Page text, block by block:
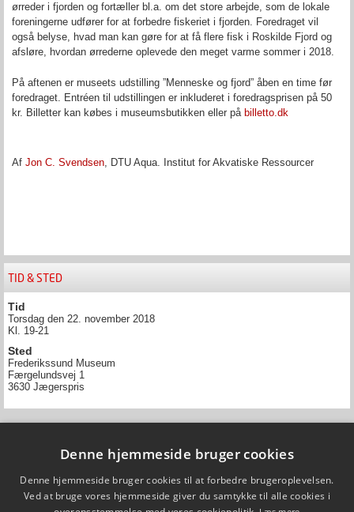
ørreder i fjorden og fortæller bl.a. om det store arbejde, som de lokale
foreningerne udfører for at forbedre fiskeriet i fjorden. Foredraget vil
også belyse, hvad man kan gøre for at få flere fisk i Roskilde Fjord og
afsløre, hvordan ørrederne oplevede den meget varme sommer i 2018.
På aftenen er museets udstilling ”Menneske og fjord” åben en time før
foredraget. Entréen til udstillingen er inkluderet i foredragsprisen på 50
kr. Billetter kan købes i museumsbutikken eller på billetto.dk
Af Jon C. Svendsen, DTU Aqua. Institut for Akvatiske Ressourcer
TID & STED
Tid
Torsdag den 22. november 2018
Kl. 19-21
Sted
Frederikssund Museum
Færgelundsvej 1
3630 Jægerspris
DTU Aqua - Institut for Akvatiske Ressourcer
Vejlsøvej 39
8600 Silkeborg
Denne hjemmeside bruger cookies
Denne hjemmeside bruger cookies til at forbedre brugeroplevelsen.
Ved at bruge vores hjemmeside giver du samtykke til alle cookies i